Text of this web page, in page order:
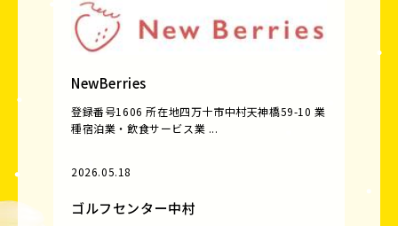
NewBerries
登録番号1606 所在地四万十市中村天神橋59-10 業
種宿泊業・飲食サービス業 ...
2026.05.18
ゴルフセンター中村